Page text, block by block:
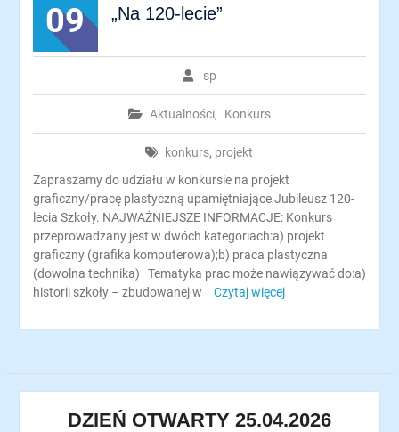
09
„Na 120-lecie”
sp
Aktualności, Konkurs
konkurs, projekt
Zapraszamy do udziału w konkursie na projekt
graficzny/pracę plastyczną upamiętniające Jubileusz 120-
lecia Szkoły. NAJWAŻNIEJSZE INFORMACJE: Konkurs
przeprowadzany jest w dwóch kategoriach:a) projekt
graficzny (grafika komputerowa);b) praca plastyczna
(dowolna technika) Tematyka prac może nawiązywać do:a)
historii szkoły – zbudowanej w
Czytaj więcej
DZIEŃ OTWARTY 25.04.2026